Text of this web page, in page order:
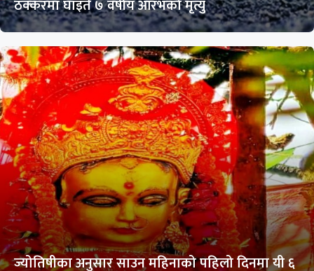
ठक्करमा घाइते ७ वर्षीय आरभको मृत्यु
ज्योतिषीका अनुसार साउन महिनाको पहिलो दिनमा यी ६